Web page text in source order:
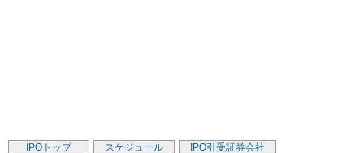
IPOトップ スケジュール
IPO引受証券会社